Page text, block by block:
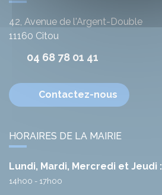
42, Avenue de l'Argent-Double
11160 Citou
04 68 78 01 41
Contactez-nous
HORAIRES DE LA MAIRIE
Lundi, Mardi, Mercredi et Jeudi :
14h00 - 17h00